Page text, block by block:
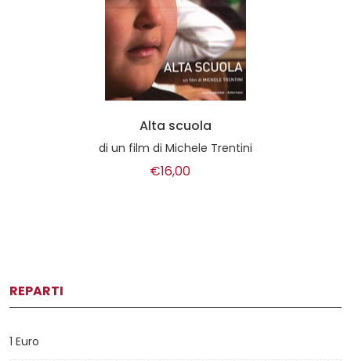
Alta scuola
di un film di Michele Trentini
€16,00
REPARTI
1 Euro